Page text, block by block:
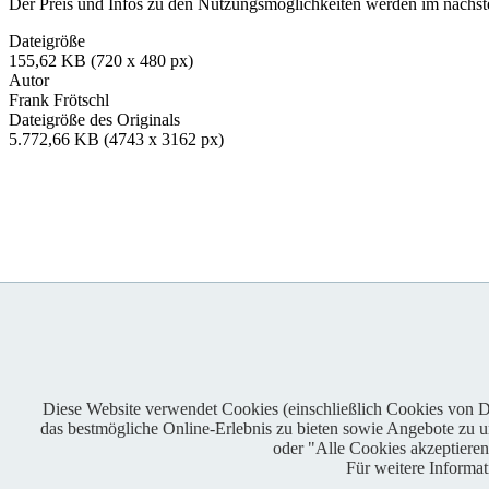
Dateigröße
155,62 KB (720 x 480 px)
Autor
Frank Frötschl
Dateigröße des Originals
5.772,66 KB (4743 x 3162 px)
Enduro One Series Partner
Diese Website verwendet Cookies (einschließlich Cookies von
das bestmögliche Online-Erlebnis zu bieten sowie Angebote zu
oder "Alle Cookies
Für weitere